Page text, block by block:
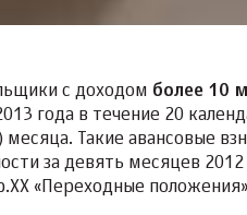
с доходом более 10
года в течение 20
Такие авансовые
за девять месяцев 2012
«Переходные